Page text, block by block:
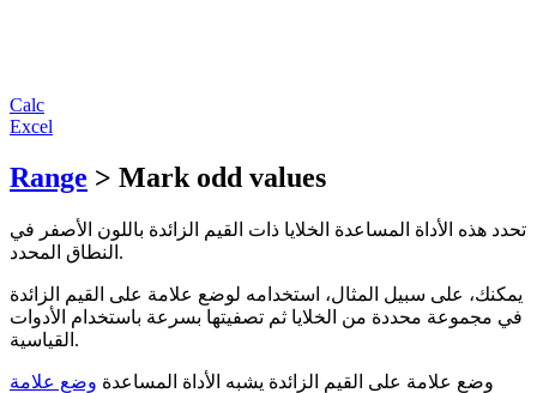
Calc
Excel
Range > Mark odd values
تحدد هذه الأداة المساعدة الخلايا ذات القيم الزائدة باللون الأصفر في
النطاق المحدد.
يمكنك، على سبيل المثال، استخدامه لوضع علامة على القيم الزائدة
في مجموعة محددة من الخلايا ثم تصفيتها بسرعة باستخدام الأدوات
القياسية.
وضع علامة على القيم الزائدة يشبه الأداة المساعدة وضع علامة